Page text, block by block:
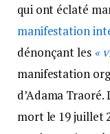
qui ont éclaté
manifestation
dénonçant les «
manifestation
d’Adama Traoré.
mort le 19 juillet